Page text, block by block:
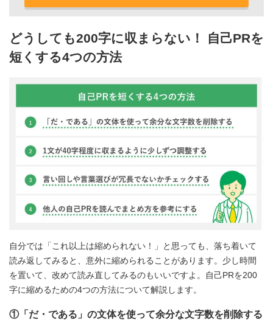
どうしても200字に収まらない！ 自己PRを
短くする4つの方法
自分では「これ以上は縮められない！」と思っても、落ち着いて
読み返してみると、意外に縮められることがあります。少し時間
を置いて、改めて読み直してみるのもいいですよ。自己PRを200
字に縮めるための4つの方法について解説します。
①「だ・である」の文体を使って余分な文字数を削除する